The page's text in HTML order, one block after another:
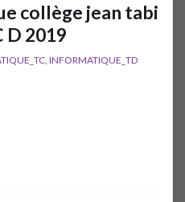
collège jean tabi
D 2019
, INFORMATIQUE_TD